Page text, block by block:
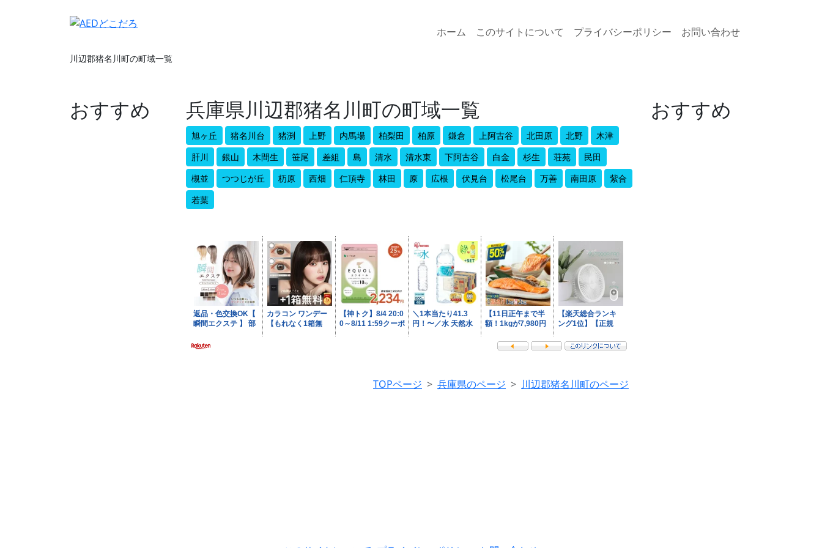
ホーム このサイトについて プライバシーポリシー お問い合わせ
川辺郡猪名川町の町域一覧
兵庫県川辺郡猪名川町の町域一覧
旭ヶ丘 猪名川台 猪渕 上野 内馬場 柏梨田 柏原 鎌倉 上阿古谷 北田原 北野
木津
肝川
銀山 木間生 笹尾 差組 島 清水 清水東 下阿古谷 白金 杉生 荘苑
民田
槻並
つつじが丘 杤原 西畑 仁頂寺 林田 原 広根 伏見台 松尾台 万善 南田原
紫合
若葉
TOPページ 兵庫県のページ 川辺郡猪名川町のページ
おすすめ おすすめ